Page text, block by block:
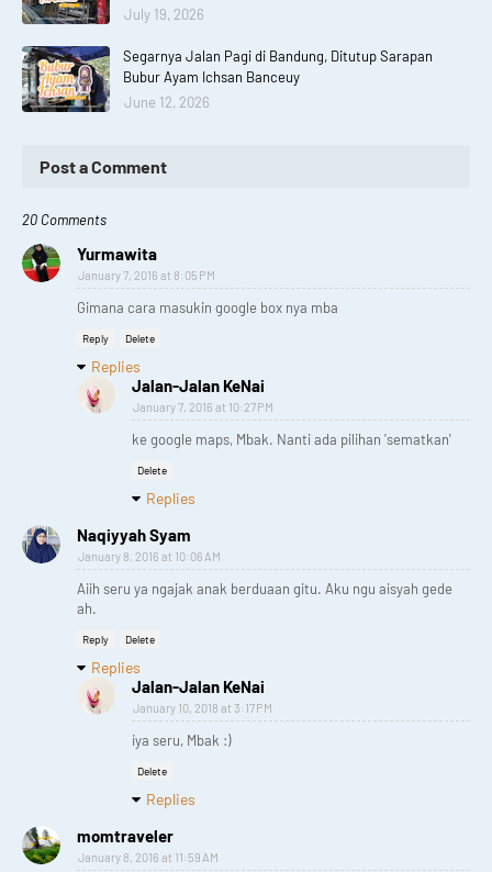
July 19, 2026
Segarnya Jalan Pagi di Bandung, Ditutup Sarapan
Bubur Ayam Ichsan Banceuy
June 12, 2026
Post a Comment
20 Comments
Yurmawita
January 7, 2016 at 8:05 PM
Gimana cara masukin google box nya mba
Reply Delete
Replies
Jalan-Jalan KeNai
January 7, 2016 at 10:27 PM
ke google maps, Mbak. Nanti ada pilihan 'sematkan'
Delete
Replies
Naqiyyah Syam
January 8, 2016 at 10:06 AM
Aiih seru ya ngajak anak berduaan gitu. Aku ngu aisyah gede
ah.
Reply Delete
Replies
Jalan-Jalan KeNai
January 10, 2018 at 3:17 PM
iya seru, Mbak :)
Delete
Replies
momtraveler
January 8, 2016 at 11:59 AM